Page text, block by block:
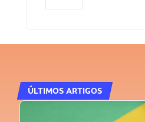
ÚLTIMOS ARTIGOS